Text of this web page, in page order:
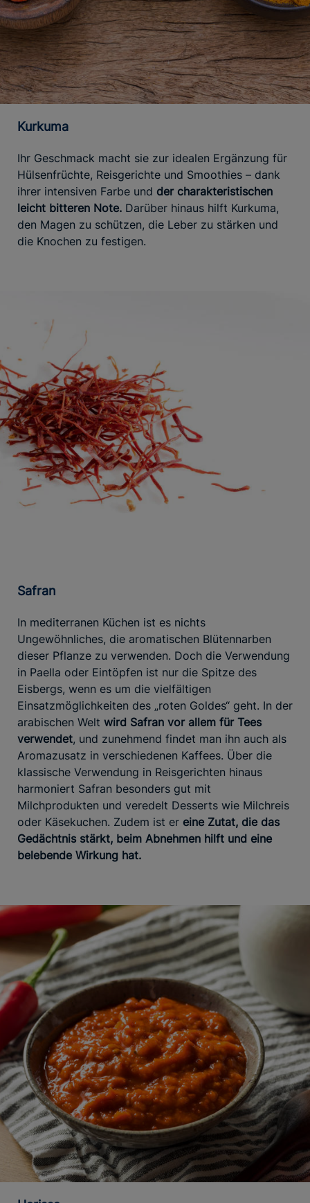
Kurkuma
Ihr Geschmack macht sie zur idealen Ergänzung für
Hülsenfrüchte, Reisgerichte und Smoothies – dank
ihrer intensiven Farbe und der charakteristischen
leicht bitteren Note. Darüber hinaus hilft Kurkuma,
den Magen zu schützen, die Leber zu stärken und
die Knochen zu festigen.
Safran
In mediterranen Küchen ist es nichts
Ungewöhnliches, die aromatischen Blütennarben
dieser Pflanze zu verwenden. Doch die Verwendung
in Paella oder Eintöpfen ist nur die Spitze des
Eisbergs, wenn es um die vielfältigen
Einsatzmöglichkeiten des „roten Goldes“ geht. In der
arabischen Welt wird Safran vor allem für Tees
verwendet, und zunehmend findet man ihn auch als
Aromazusatz in verschiedenen Kaffees. Über die
klassische Verwendung in Reisgerichten hinaus
harmoniert Safran besonders gut mit
Milchprodukten und veredelt Desserts wie Milchreis
oder Käsekuchen. Zudem ist er eine Zutat, die das
Gedächtnis stärkt, beim Abnehmen hilft und eine
belebende Wirkung hat.